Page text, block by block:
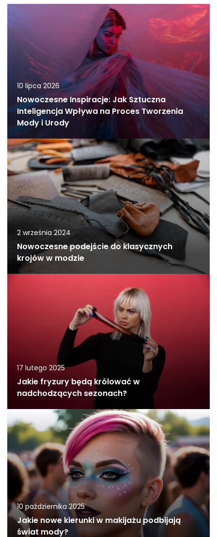
10 lipca 2026
Nowoczesne Inspiracje: Jak Sztuczna
Inteligencja Wpływa na Proces Tworzenia
Mody i Urody
2 września 2024
Nowoczesne podejście do klasycznych
krojów w modzie
17 lutego 2025
Jakie fryzury będą królować w
nadchodzących sezonach?
10 października 2025
Jakie nowe kierunki w makijażu podbijają
świat mody?